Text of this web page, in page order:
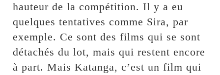
hauteur de la compétition. Il y a eu
quelques tentatives comme Sira, par
exemple. Ce sont des films qui se sont
détachés du lot, mais qui restent encore
à part. Mais Katanga, c’est un film qui